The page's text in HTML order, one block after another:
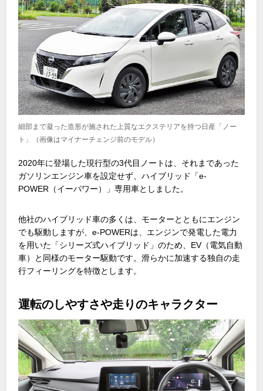
細部まで凝った造形が施された上質なエクステリアを持つ日産「ノー
ト」（画像はマイナーチェンジ前のモデル）
2020年に登場した現行型の3代目ノートは、それまであった
ガソリンエンジン車を設定せず、ハイブリッド「e-
POWER （イーパワー）」専用車としました。
他社のハイブリッド車の多くは、モーターとともにエンジン
でも駆動しますが、e-POWERは、エンジンで発電した電力
を用いた「シリーズ式ハイブリッド」のため、 EV（電気自動
車）と同様のモーター駆動です。滑らかに加速する独自の走
行フィーリングを特徴とします。
運転のしやすさや走りのキャラクター